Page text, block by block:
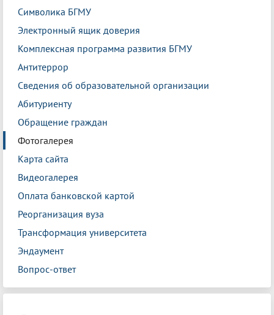
Символика БГМУ
Электронный ящик доверия
Комплексная программа развития БГМУ
Антитеррор
Сведения об образовательной организации
Абитуриенту
Обращение граждан
Фотогалерея
Карта сайта
Видеогалерея
Оплата банковской картой
Реорганизация вуза
Трансформация университета
Эндаумент
Вопрос-ответ